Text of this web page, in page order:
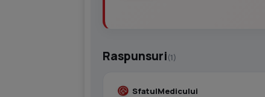
Raspunsuri(1)
SfatulMedicului